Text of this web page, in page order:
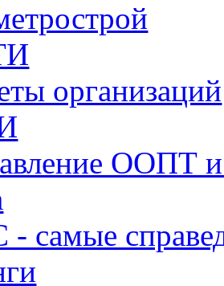
организаций
ООПТ и
самые